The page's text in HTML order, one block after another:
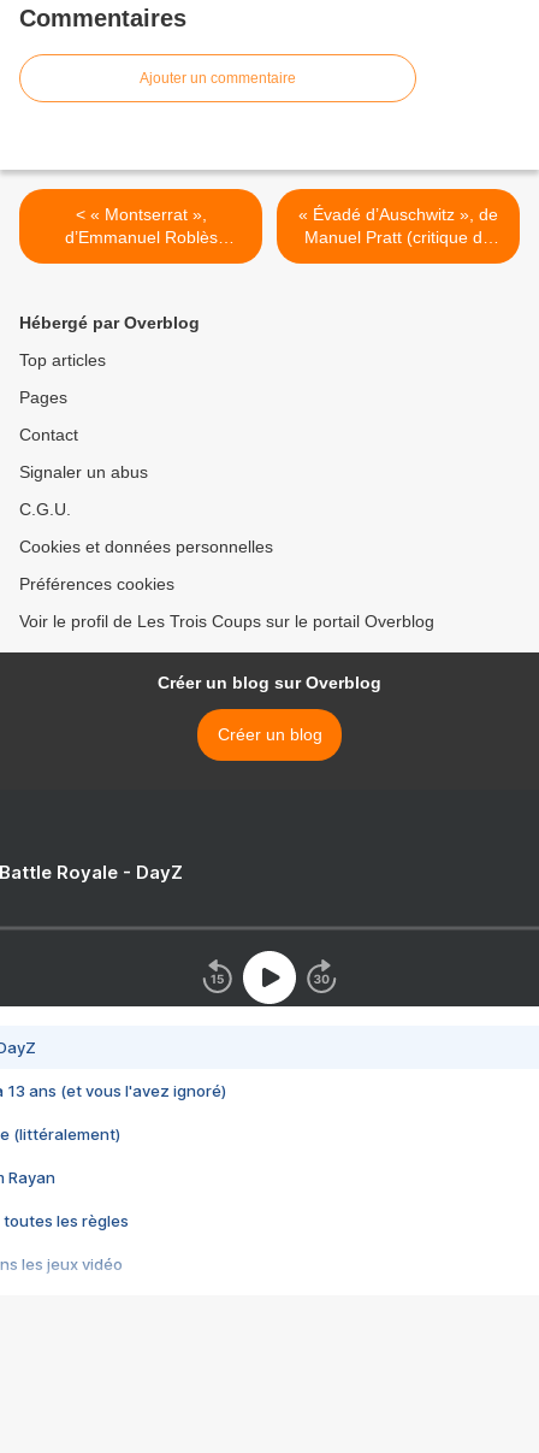
Commentaires
Ajouter un commentaire
< « Montserrat »,
d’Emmanuel Roblès
(critique de
« Évadé d’Auschwitz », de
Manuel Pratt (critique de
Vincent Cambier),
Hébergé par Overblog
Top articles
Pages
Contact
Signaler un abus
C.G.U.
Cookies et données personnelles
Préférences cookies
Voir le profil de Les Trois Coups sur le portail Overblog
Créer un blog sur Overblog
Créer un blog
Royale - DayZ
13 ans (et vous l'avez ignoré)
(littéralement)
Rayan
toutes les règles
les jeux vidéo